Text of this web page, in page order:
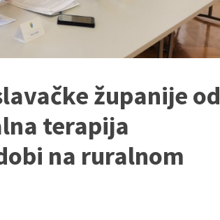
županije od
terapija
na ruralnom